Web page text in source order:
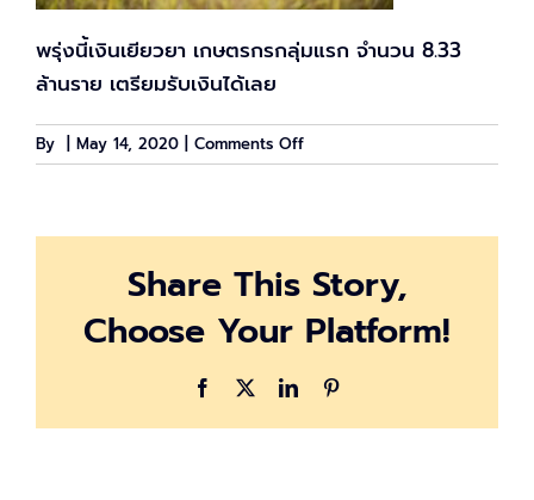
พรุ่งนี้เงินเยียวยา เกษตรกรกลุ่มแรก จำนวน 8.33
ล้านราย เตรียมรับเงินได้เลย
By May 14, 2020 Comments Offon
เงิน
แรก
8.33
ล้าน
เตรียม
เงิน
Share This Story,
Choose Your Platform!
Facebook LinkedIn